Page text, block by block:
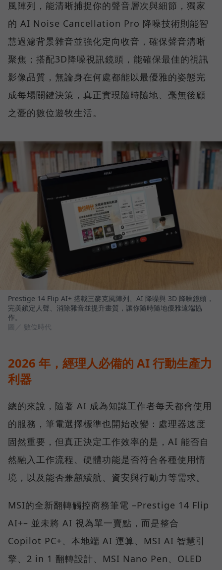
風陣列，能清晰捕捉你的聲音層次與細節，獨家
的 AI Noise Cancellation Pro 降噪技術則能智
慧過濾背景雜音並強化定向收音，確保聲音清晰
聚焦；搭配3D降噪視訊鏡頭，能確保最佳的視訊
影像品質，無論身在何處都能以最優雅的姿態完
成每場關鍵決策，真正實現隨時隨地、毫無後顧
之憂的數位遊牧生活。
Prestige 14 Flip AI+ 搭載三麥克風陣列、AI 降噪與 3D 降噪鏡頭，
完美鎖定人聲、消除雜音並提升畫質，讓你隨時隨地優雅遠端協
作。
圖／ 數位時代
2026 年，經理人必備的 AI 行動生產力
利器
總的來說，隨著 AI 成為知識工作者每天都會使用
的服務，筆電選擇標準也開始改變：處理器速度
固然重要，但真正決定工作效率的是，AI 能否自
然融入工作流程、硬體功能是否符合各種使用情
境，以及能否兼顧續航、資安與行動力等需求。
MSI的全新翻轉觸控商務筆電 –Prestige 14 Flip
AI+– 並未將 AI 視為單一賣點，而是整合
Copilot PC+、本地端 AI 運算、MSI AI 智慧引
擎、2 in 1 翻轉設計、MSI Nano Pen、OLED